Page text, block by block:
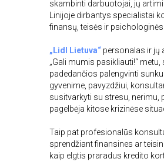
skambinti darbuotojai, jų
Linijoje dirbantys specialistai
finansų, teisės ir
„Lidl Lietuva“ personalas ir jų
„Gali mumis pasikliauti!“
padedančios palengvinti
gyvenime, pavyzdžiui,
susitvarkyti su stresu, nerimu,
pagelbėja kitose krizinėse
Taip pat profesionalūs
sprendžiant finansines ar
kaip elgtis praradus kredito